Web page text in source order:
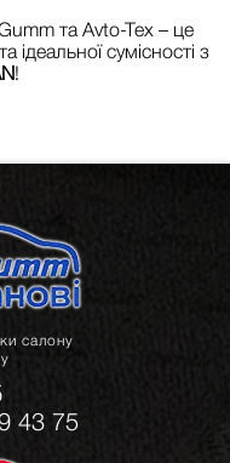
та Avto-Tex – це
ідеальної сумісності з
!
салону
43 75